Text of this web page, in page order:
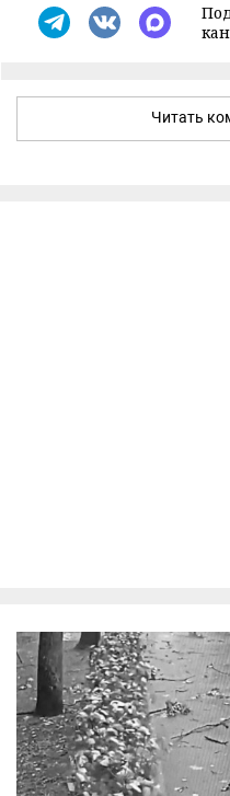
Читать